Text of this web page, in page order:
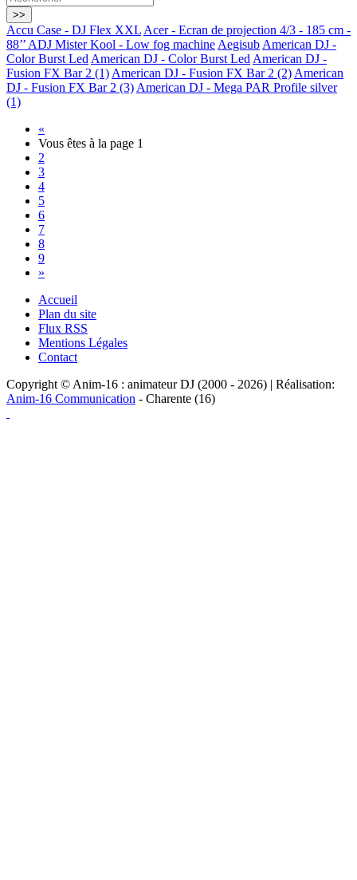
Accu Case - DJ Flex XXLAcer - Ecran de projection 4/3 - 185 cm -
88’’ADJ Mister Kool - Low fog machineAegisubAmerican DJ -
Color Burst LedAmerican DJ - Color Burst LedAmerican DJ -
Fusion FX Bar 2 (1)American DJ - Fusion FX Bar 2 (2)American
DJ - Fusion FX Bar 2 (3)American DJ - Mega PAR Profile silver
(1)
«
Vous êtes à la page 1
2
3
4
5
6
7
8
9
»
Accueil
Plan du site
Flux RSS
Mentions Légales
Contact
Copyright © Anim-16 : animateur DJ (2000 - 2026) | Réalisation:
Anim-16 Communication - Charente (16)